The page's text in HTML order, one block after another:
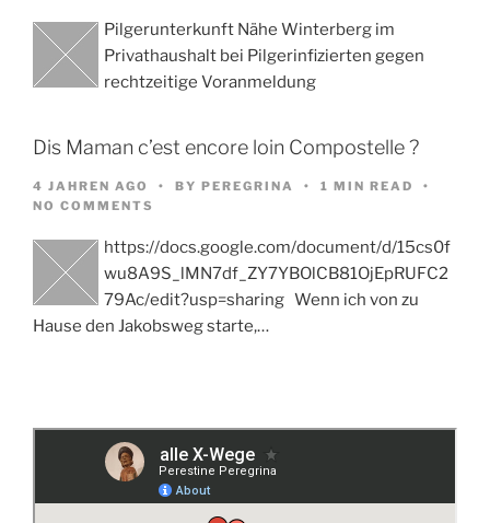
Pilgerunterkunft Nähe Winterberg im
Privathaushalt bei Pilgerinfizierten gegen
rechtzeitige Voranmeldung
Dis Maman c’est encore loin Compostelle ?
4 JAHREN AGO BY PEREGRINA
1 MIN READ
NO COMMENTS
https://docs.google.com/document/d/15cs0f
wu8A9S_lMN7df_ZY7YBOlCB81OjEpRUFC2
79Ac/edit?usp=sharing Wenn ich von zu
Hause den Jakobsweg starte,…